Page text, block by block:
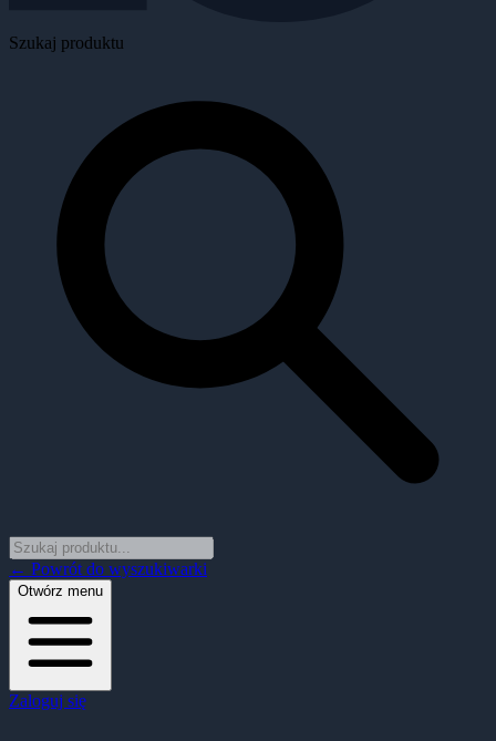
Szukaj produktu
← Powrót do wyszukiwarki
Otwórz menu
Zaloguj się